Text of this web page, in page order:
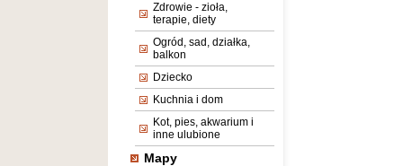
Zdrowie - zioła,
terapie, diety
Ogród, sad, działka,
balkon
Dziecko
Kuchnia i dom
Kot, pies, akwarium i
inne ulubione
Mapy